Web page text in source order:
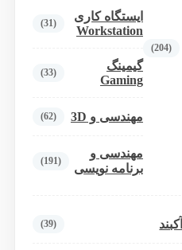
(204)
ایستگاه کاری
Workstation
(31)
گیمینگ
Gaming
(33)
مهندسی و 3D (62)
مهندسی و
برنامه نویسی
(191)
آکبند (39)